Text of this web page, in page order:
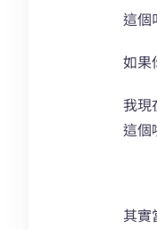
這個
如果
我現
這個
其實